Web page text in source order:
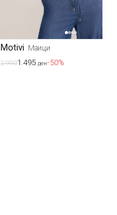
Motivi Маици
2.9901.495 ден-50%